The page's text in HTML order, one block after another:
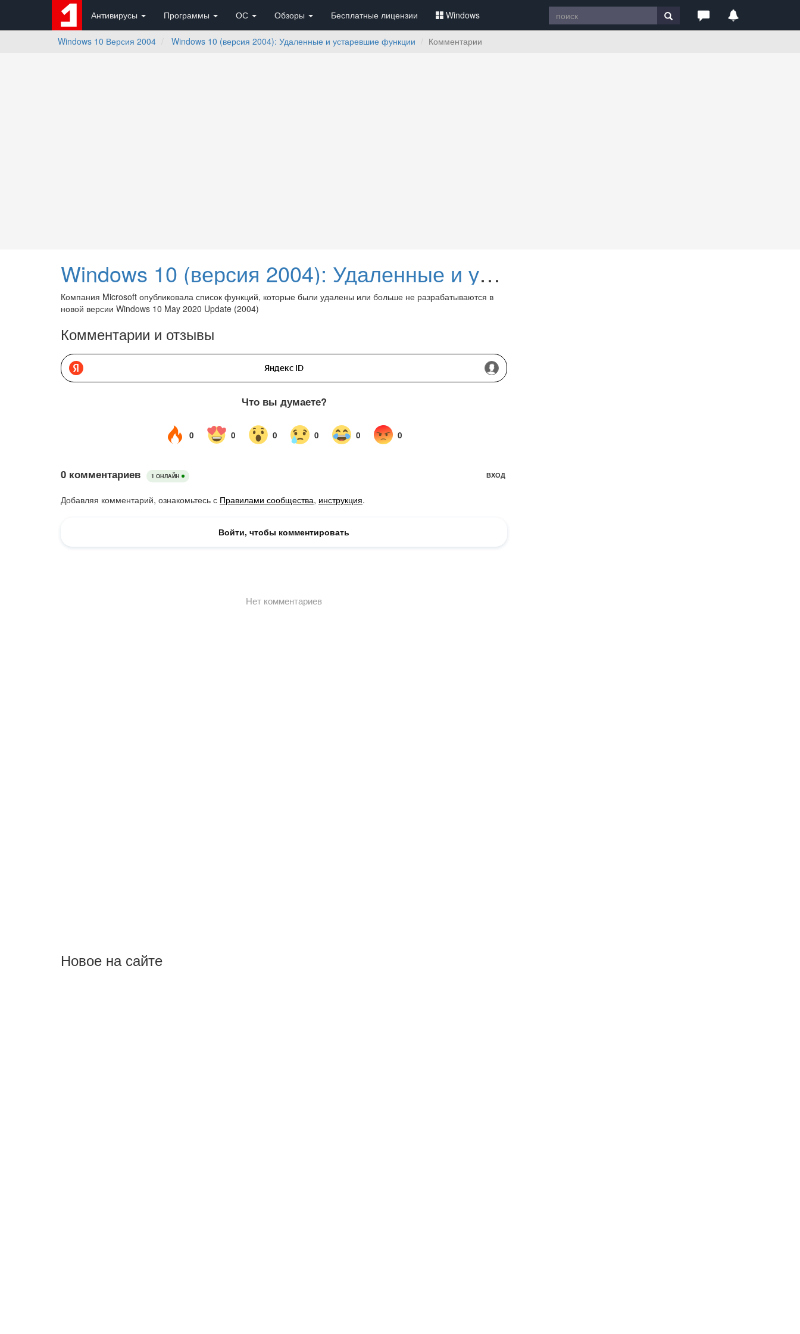
Антивирусы Программы ОС Обзоры Бесплатные лицензии Windows
Windows 10 Версия 2004 Windows 10 (версия 2004): Удаленные и устаревшие функции Комментарии
Windows 10 (версия 2004): Удаленные и устаревшие функции
Компания Microsoft опубликовала список функций, которые были удалены или больше не разрабатываются в
новой версии Windows 10 May 2020 Update (2004)
Комментарии и отзывы
Новое на сайте